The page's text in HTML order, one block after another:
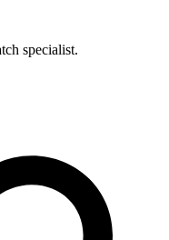
specialist.